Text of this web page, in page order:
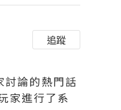
追蹤
討論的熱門話
家進行了系